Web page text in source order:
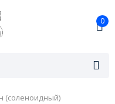
0
(соленоидный)